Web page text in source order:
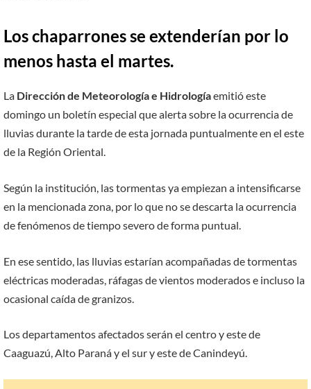
Los chaparrones se extenderían por lo
menos hasta el martes.
La Dirección de Meteorología e Hidrologíaemitió este
domingo un boletín especial que alerta sobre la ocurrencia de
lluvias durante la tarde de esta jornada puntualmente en el este
de la Región Oriental.
Según la institución, las tormentas ya empiezan a intensificarse
en la mencionada zona, por lo que no se descarta la ocurrencia
de fenómenos de tiempo severo de forma puntual.
En ese sentido, las lluvias estarían acompañadas de tormentas
eléctricas moderadas, ráfagas de vientos moderados e incluso la
ocasional caída de granizos.
Los departamentos afectados serán el centro y este de
Caaguazú, Alto Paraná y el sur y este de Canindeyú.